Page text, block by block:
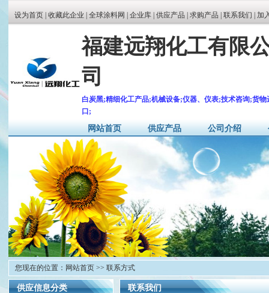
设为首页 收藏此企业 全球涂料网 企业库 供应产品 求购产品 联系我们 | 加
福建远翔化工有限
司
白炭黑;精细化工产品;机械设备;仪器、仪表;技术咨询;货物
口;
网站首页 供应产品 公司介绍
您现在的位置： 网站首页 >> 联系方式
供应信息分类 联系我们